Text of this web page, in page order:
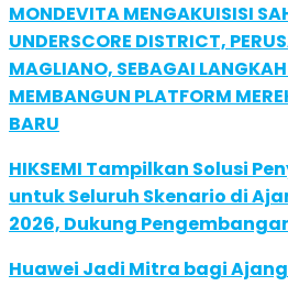
MONDEVITA MENGAKUISISI
UNDERSCORE DISTRICT,
MAGLIANO, SEBAGAI
MEMBANGUN PLATFORM
BARU
HIKSEMI Tampilkan Solusi
untuk Seluruh Skenario di
2026, Dukung
Huawei Jadi Mitra bagi Ajang